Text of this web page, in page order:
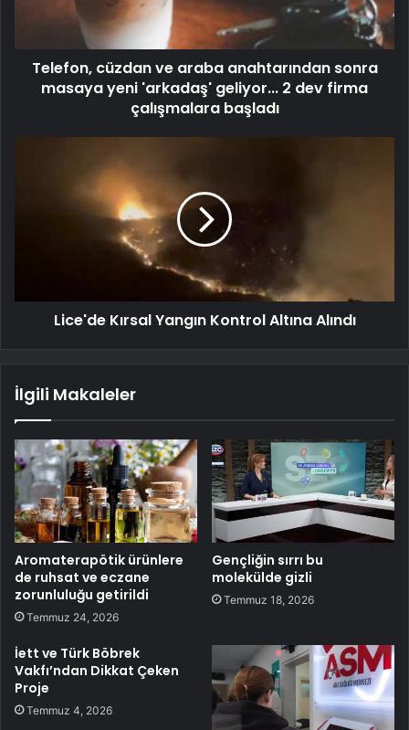
Telefon, cüzdan ve araba anahtarından sonra
masaya yeni 'arkadaş' geliyor... 2 dev firma
çalışmalara başladı
Lice'de Kırsal Yangın Kontrol Altına Alındı
İlgili Makaleler
Aromaterapötik ürünlere
de ruhsat ve eczane
zorunluluğu getirildi
Temmuz 24, 2026
Gençliğin sırrı bu
molekülde gizli
Temmuz 18, 2026
İett ve Türk Böbrek
Vakfı’ndan Dikkat Çeken
Proje
Temmuz 4, 2026